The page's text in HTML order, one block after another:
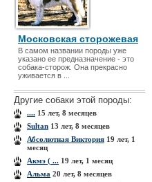
Московская сторожевая
В самом названии породы уже
указано ее предназначение - это
собака-сторож. Она прекрасно
уживается в ...
Другие собаки этой породы:
.... 15 лет, 8 месяцев
Sultan 13 лет, 8 месяцев
Абсолютная Виктория 19 лет, 1
месяц
Акмэ ( ... 19 лет, 1 месяц
Альма 20 лет, 8 месяцев